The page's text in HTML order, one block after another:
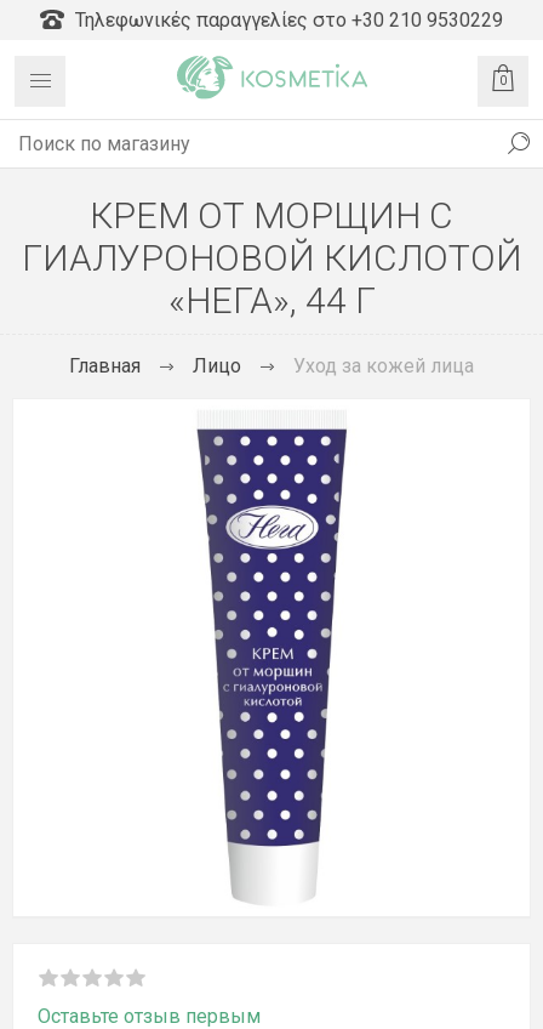
Τηλεφωνικές παραγγελίες στο +30 210 9530229
0
КРЕМ ОТ МОРЩИН С
ГИАЛУРОНОВОЙ КИСЛОТОЙ
«НЕГА», 44 Г
Главная Лицо Уход за кожей лица
Оставьте отзыв первым